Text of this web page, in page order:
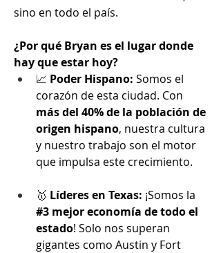
sino en todo el país.
¿Por qué Bryan es el lugar donde
hay que estar hoy?
📈 Poder Hispano: Somos el
más del 40% de la población de
origen hispano, nuestra cultura
y nuestro trabajo son el motor
que impulsa este crecimiento.
🥇 Líderes en Texas:
#3 mejor economía de todo el
estado! Solo nos superan
gigantes como Austin y Fort